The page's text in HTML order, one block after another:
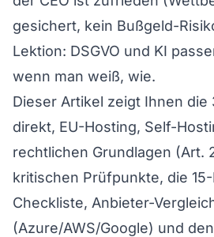
gesichert, kein Bußgeld-
Lektion: DSGVO und KI
wenn man weiß, wie.
Dieser Artikel zeigt Ihnen die
direkt, EU-Hosting, Self-
rechtlichen Grundlagen (Art.
kritischen Prüfpunkte, die
Checkliste, Anbieter-
(Azure/AWS/Google) und